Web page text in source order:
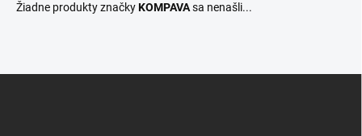
Žiadne produkty značkyKOMPAVAsa nenašli...